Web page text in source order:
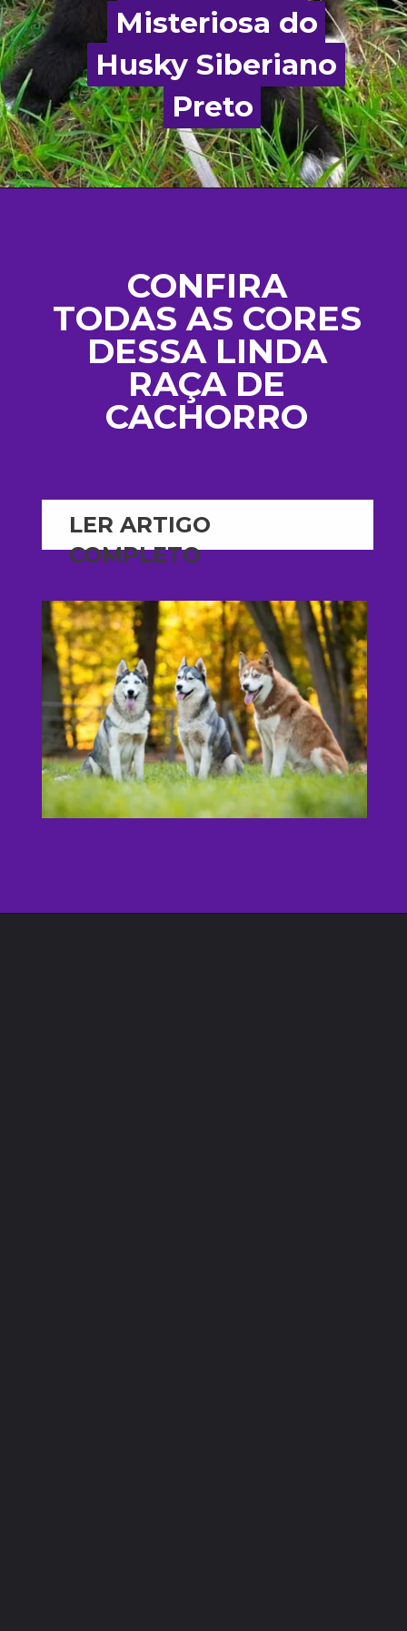
Misteriosa do
Husky Siberiano
Preto
Misteriosa do
Husky Siberiano
Preto
CONFIRA
TODAS AS CORES
DESSA LINDA
RAÇA DE
CACHORRO
LER ARTIGO
COMPLETO